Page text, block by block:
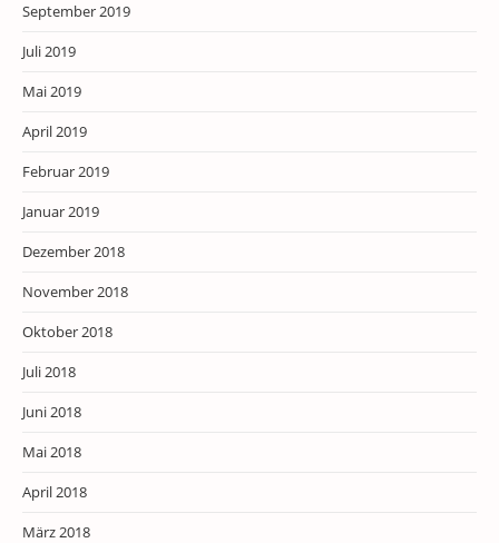
September 2019
Juli 2019
Mai 2019
April 2019
Februar 2019
Januar 2019
Dezember 2018
November 2018
Oktober 2018
Juli 2018
Juni 2018
Mai 2018
April 2018
März 2018